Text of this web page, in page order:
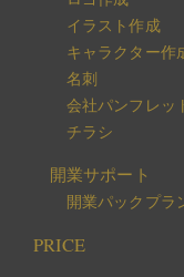
イラスト作成
キャラクター作
名刺
会社パンフレッ
チラシ
開業サポート
開業パックプラ
PRICE